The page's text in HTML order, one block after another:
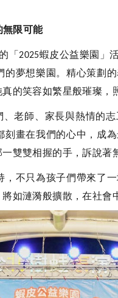
無限可能
「 2025蝦皮公益樂園」
夢想樂園。精心策劃
的笑容如繁星般璀璨，
、老師、家長與熱情的
畫在我們的心中，成
雙雙相握的手，訴說著
不只為孩子們帶來了
如漣漪般擴散，在社會